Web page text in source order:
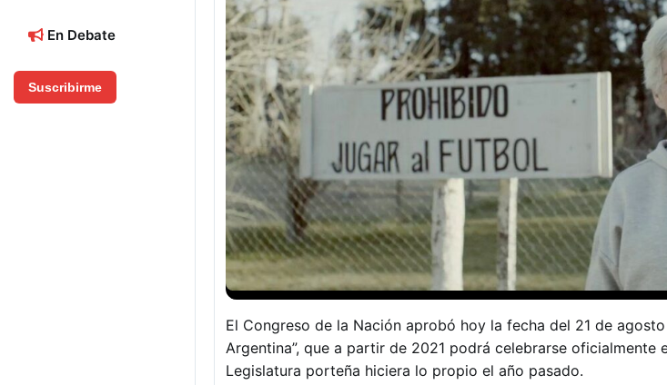
En Debate
Suscribirme
El Congreso de la Nación aprobó hoy la fecha del 21 de
Argentina”, que a partir de 2021 podrá celebrarse oficialmente
Legislatura porteña hiciera lo propio el año pasado.